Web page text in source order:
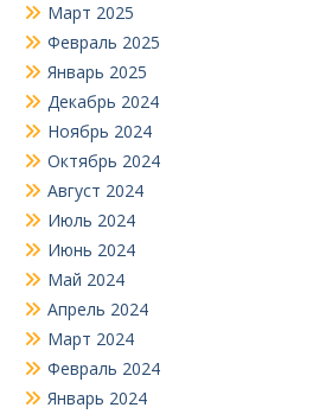
Март 2025
Февраль 2025
Январь 2025
Декабрь 2024
Ноябрь 2024
Октябрь 2024
Август 2024
Июль 2024
Июнь 2024
Май 2024
Апрель 2024
Март 2024
Февраль 2024
Январь 2024